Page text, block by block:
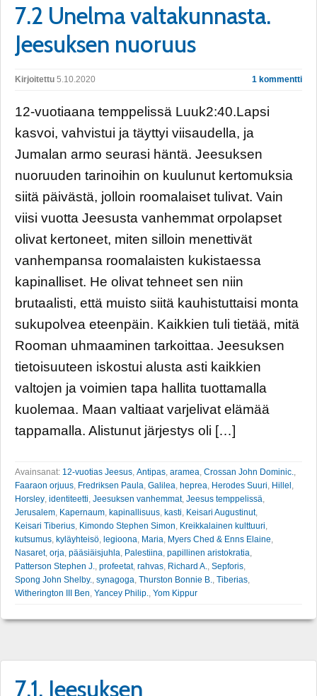
7.2 Unelma valtakunnasta.
Jeesuksen nuoruus
Kirjoitettu 5.10.2020 1 kommentti
12-vuotiaana temppelissä Luuk2:40.Lapsi
kasvoi, vahvistui ja täyttyi viisaudella, ja
Jumalan armo seurasi häntä. Jeesuksen
nuoruuden tarinoihin on kuulunut kertomuksia
siitä päivästä, jolloin roomalaiset tulivat. Vain
viisi vuotta Jeesusta vanhemmat orpolapset
olivat kertoneet, miten silloin menettivät
vanhempansa roomalaisten kukistaessa
kapinalliset. He olivat tehneet sen niin
brutaalisti, että muisto siitä kauhistuttaisi monta
sukupolvea eteenpäin. Kaikkien tuli tietää, mitä
Rooman uhmaaminen tarkoittaa. Jeesuksen
tietoisuuteen iskostui alusta asti kaikkien
valtojen ja voimien tapa hallita tuottamalla
kuolemaa. Maan valtiaat varjelivat elämää
tappamalla. Alistunut järjestys oli […]
Avainsanat: 12-vuotias Jeesus, Antipas, aramea, Crossan John Dominic.,
Faaraon orjuus, Fredriksen Paula, Galilea, heprea, Herodes Suuri, Hillel ,
Horsley, identiteetti, Jeesuksen vanhemmat, Jeesus temppelissä,
Jerusalem, Kapernaum, kapinallisuus, kasti, Keisari Augustinut,
Keisari Tiberius, Kimondo Stephen Simon, Kreikkalainen kulttuuri,
kutsumus, kyläyhteisö, legioona, Maria, Myers Ched & Enns Elaine,
Nasaret, orja, pääsiäisjuhla, Palestiina, papillinen aristokratia,
Patterson Stephen J., profeetat, rahvas, Richard A., Sepforis,
Spong John Shelby., synagoga, Thurston Bonnie B., Tiberias,
Witherington III Ben, Yancey Philip., Yom Kippur
7.1. Jeesuksen